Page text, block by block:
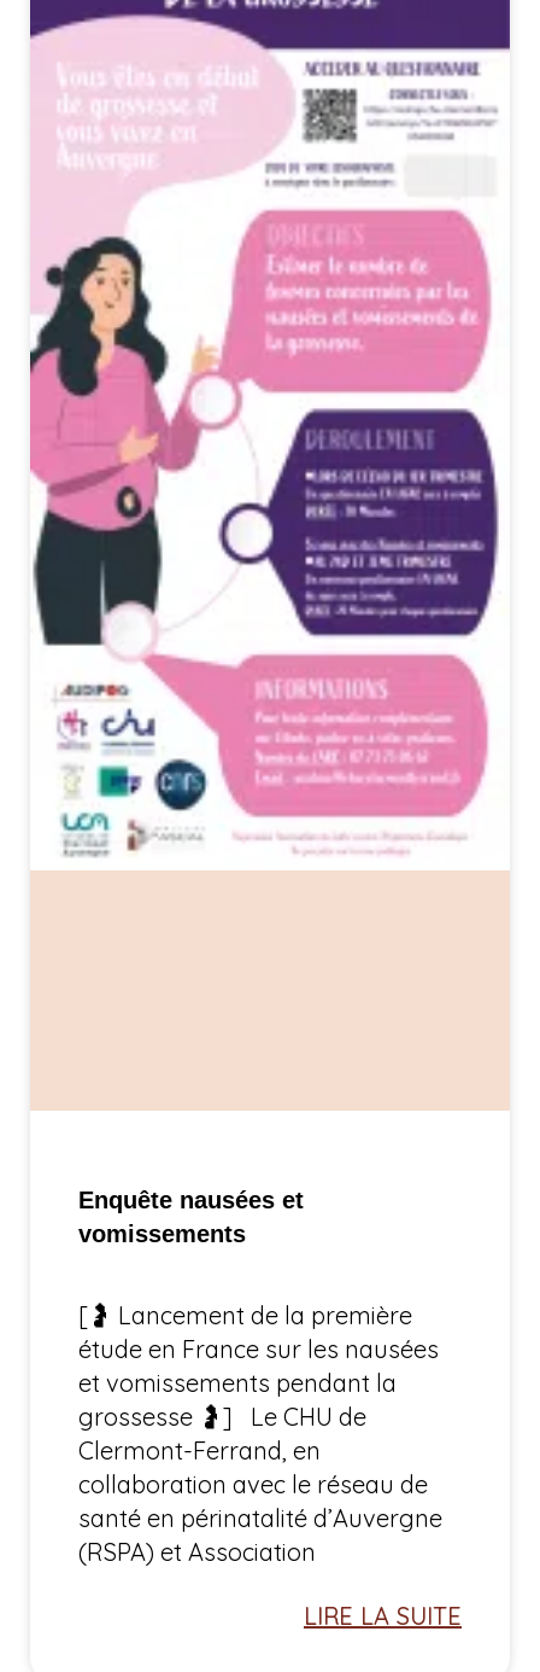
Enquête nausées et
vomissements
[🤰 Lancement de la première
étude en France sur les nausées
et vomissements pendant la
grossesse 🤰] Le CHU de
Clermont-Ferrand, en
collaboration avec le réseau de
santé en périnatalité d’Auvergne
(RSPA) et Association
LIRE LA SUITE